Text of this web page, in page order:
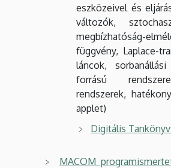
eszközeivel és
változók,
megbízhatóság-
függvény, Laplace-
láncok,
forrású
rendszerek,
applet)
Digitális
MACOM